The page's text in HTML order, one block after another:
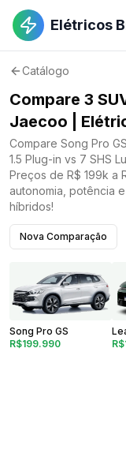
Elétricos
Catálogo
Compare 3
Jaecoo |
Compare Song Pro
1.5 Plug-in vs 7 SHS
Preços de R$ 199k a
autonomia, potência
híbridos!
Nova Comparação
Song Pro GS
R$199.990